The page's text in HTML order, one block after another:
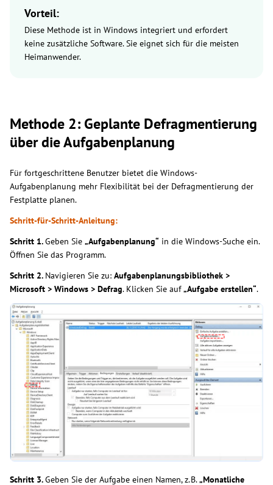
Vorteil:
Diese Methode ist in Windows integriert und erfordert
keine zusätzliche Software. Sie eignet sich für die meisten
Heimanwender.
Methode 2: Geplante Defragmentierung
über die Aufgabenplanung
Für fortgeschrittene Benutzer bietet die Windows-
Aufgabenplanung mehr Flexibilität bei der Defragmentierung der
Festplatte planen.
Schritt-für-Schritt-Anleitung:
Schritt 1.Geben Sie „Aufgabenplanung“ in die Windows-Suche ein.
Öffnen Sie das Programm.
Schritt 2. Navigieren Sie zu: Aufgabenplanungsbibliothek >
Microsoft > Windows > Defrag. Klicken Sie auf„Aufgabe erstellen“.
Schritt 3.Geben Sie der Aufgabe einen Namen, z. B.„Monatliche